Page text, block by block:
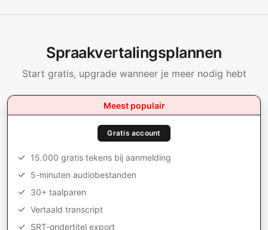
Spraakvertalingsplannen
Start gratis, upgrade wanneer je meer nodig hebt
Meest populair
Gratis account
15.000 gratis tekens bij aanmelding
5-minuten audiobestanden
30+ taalparen
Vertaald transcript
SRT-ondertitel export